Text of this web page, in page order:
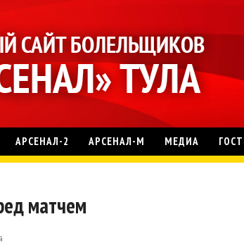
АРСЕНАЛ-2 АРСЕНАЛ-М МЕДИА
матчем